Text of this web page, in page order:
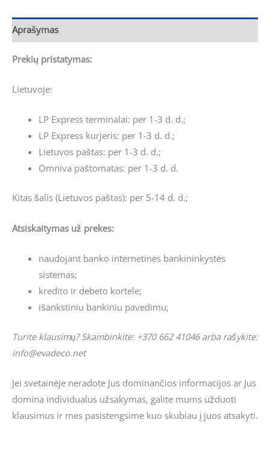
Aprašymas
Prekių pristatymas:
Lietuvoje:
LP Express terminalai: per 1-3 d. d.;
LP Express kurjeris: per 1-3 d. d.;
Lietuvos paštas: per 1-3 d. d.;
Omniva paštomatas: per 1-3 d. d.
Kitas šalis (Lietuvos paštas): per 5-14 d. d.;
Atsiskaitymas už prekes:
naudojant banko internetinės bankininkystės
sistemas;
kredito ir debeto kortele;
išankstiniu bankiniu pavedimu;
Turite klausimų? Skambinkite: +370 662 41046 arba rašykite:
info@evadeco.net
Jei svetainėje neradote Jus dominančios informacijos ar Jus
domina individualus užsakymas, galite mums užduoti
klausimus ir mes pasistengsime kuo skubiau į juos atsakyti.